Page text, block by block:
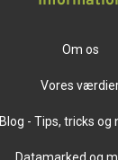
Om os
Vores
Blog - Tips, tricks og